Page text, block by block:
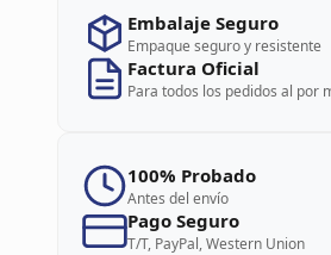
Embalaje Seguro
Empaque seguro y resistente
Factura Oficial
Para todos los pedidos al por
100% Probado
Antes del envío
Pago Seguro
T/T, PayPal, Western Union